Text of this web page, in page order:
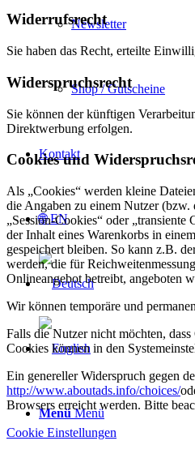
Newsletter
Shop / Gutscheine
Kontakt
🌐 EN
Menü Menü
Widerrufsrecht
Sie haben das Recht, erteilte
Widerspruchsrecht
Sie können der künftigen
Direktwerbung erfolgen.
Cookies und
Als „Cookies“ werden kleine
die Angaben zu einem Nutzer (bzw.
„Session-Cookies“ oder
der Inhalt eines Warenkorbs in
gespeichert bleiben. So kann z.B.
werden, die für
Onlineangebot betreibt, angeboten
Wir können temporäre und
Falls die Nutzer nicht möchten,
Cookies können in den
Ein genereller Widerspruch gegen
http://www.aboutads.info/choices/
Browsers erreicht werden. Bitte
Cookie Einstellungen